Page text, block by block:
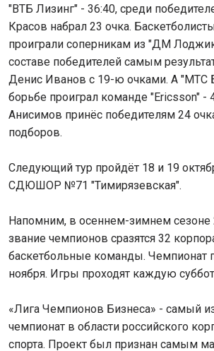
"ВТБ Лизинг" - 36:40, среди
Красов набрал 23 очка.
проиграли соперникам из "ДМ
составе победителей самым
Денис Иванов с 19-ю очками. А "МТС
борьбе проиграл команде "Ericsson" -
Анисимов принёс победителям 24
подборов.
Следующий тур пройдёт 18 и 19
СДЮШОР №71 "Тимирязевская".
Напомним, в осеннем-зимнем сезоне
звание чемпионов сразятся 32
баскетбольные команды. Чемпионат
ноября. Игры проходят каждую
«Лига Чемпионов Бизнеса» - самый
чемпионат в области российского
спорта. Проект был признан самым